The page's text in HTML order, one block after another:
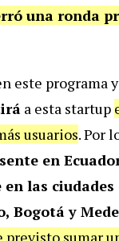
una ronda
este programa
a esta startup
usuarios. Por
en
las ciudades
Bogotá y